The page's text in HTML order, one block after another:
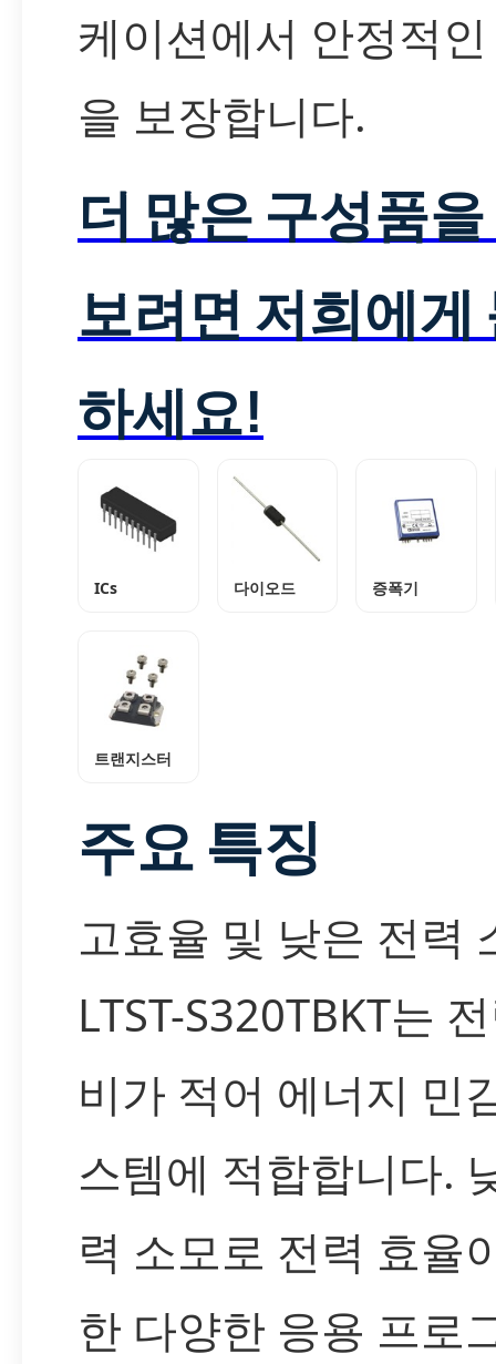
케이션에서 안정적
을 보장합니다.
더 많은 구성품
보려면 저희에게
하세요!
ICs 다이오드 증폭기
트랜지스터
주요 특징
고효율 및 낮은 전력
LTST-S320TBKT는
비가 적어 에너지 민
스템에 적합합니다.
력 소모로 전력 효율
한 다양한 응용 프로